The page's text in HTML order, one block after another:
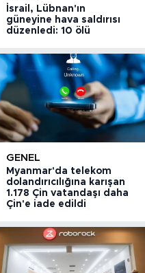
İsrail, Lübnan'ın
güneyine hava saldırısı
düzenledi: 10 ölü
GENEL
Myanmar'da telekom
dolandırıcılığına karışan
1.178 Çin vatandaşı daha
Çin'e iade edildi